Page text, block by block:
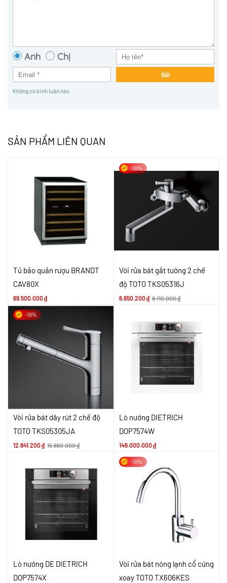
Anh Chị
Gửi
Không có bình luận nào
SẢN PHẨM LIÊN QUAN
Tủ bảo quản rượu BRANDT
CAV80X
69.500.000₫
-18%
Vòi rửa bát gắt tường 2 chế
độ TOTO TKS05316J
6.650.200₫ 8.110.000₫
-18%
Vòi rửa bát dây rút 2 chế độ
TOTO TKS05305JA
12.841.200₫ 15.660.000₫
Lò nướng DIETRICH
DOP7574W
146.000.000₫
Lò nướng DE DIETRICH
DOP7574X
-18%
Vòi rửa bát nóng lạnh cổ cứng
xoay TOTO TX606KES